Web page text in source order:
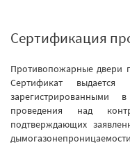
Сертификация
Противопожарные двери
Сертификат выдается
зарегистрированными
проведения над
подтверждающих